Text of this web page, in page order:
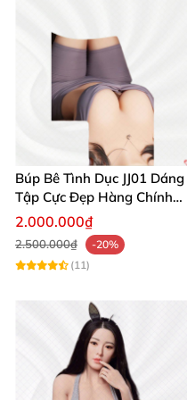
Búp Bê Tình Dục JJ01 Dáng
Tập Cực Đẹp Hàng Chính
Hãng
2.000.000₫
2.500.000₫
-20%
(11)